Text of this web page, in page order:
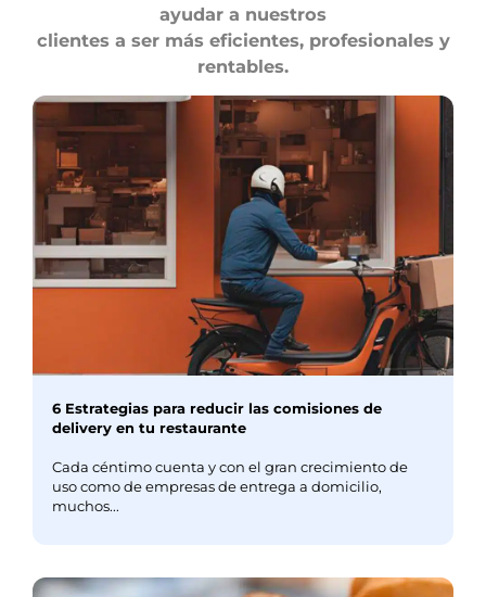
ayudar a nuestros
clientes a ser más eficientes, profesionales y
rentables.
6 Estrategias para reducir las comisiones de
delivery en tu restaurante
Cada céntimo cuenta y con el gran crecimiento de
uso como de empresas de entrega a domicilio,
muchos...